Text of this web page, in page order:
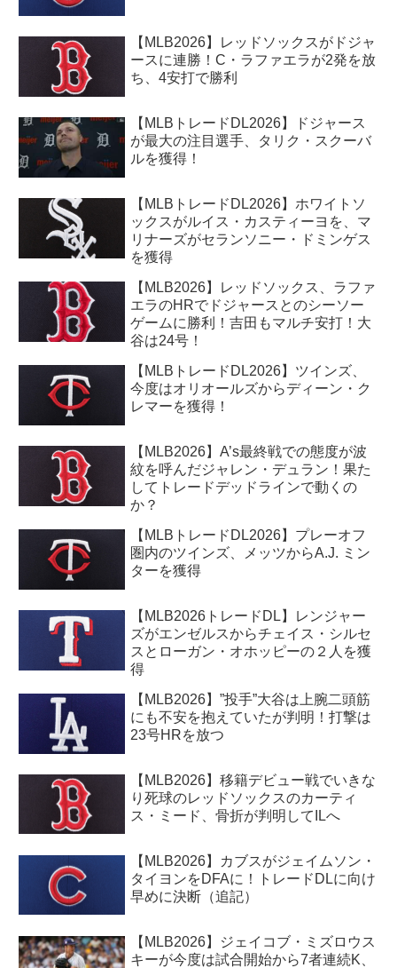
【MLB2026】レッドソックスがドジャ
ースに連勝！C・ラファエラが2発を放
ち、4安打で勝利
【MLBトレードDL2026】ドジャース
が最大の注目選手、タリク・スクーバ
ルを獲得！
【MLBトレードDL2026】ホワイトソ
ックスがルイス・カスティーヨを、マ
リナーズがセランソニー・ドミンゲス
を獲得
【MLB2026】レッドソックス、ラファ
エラのHRでドジャースとのシーソー
ゲームに勝利！吉田もマルチ安打！大
谷は24号！
【MLBトレードDL2026】ツインズ、
今度はオリオールズからディーン・ク
レマーを獲得！
【MLB2026】A’s最終戦での態度が波
紋を呼んだジャレン・デュラン！果た
してトレードデッドラインで動くの
か？
【MLBトレードDL2026】プレーオフ
圏内のツインズ、メッツからA.J. ミン
ターを獲得
【MLB2026トレードDL】レンジャー
ズがエンゼルスからチェイス・シルセ
スとローガン・オホッピーの２人を獲
得
【MLB2026】”投手”大谷は上腕二頭筋
にも不安を抱えていたが判明！打撃は
23号HRを放つ
【MLB2026】移籍デビュー戦でいきな
り死球のレッドソックスのカーティ
ス・ミード、骨折が判明してILへ
【MLB2026】カブスがジェイムソン・
タイヨンをDFAに！トレードDLに向け
早めに決断（追記）
【MLB2026】ジェイコブ・ミズロウス
キーが今度は試合開始から7者連続K、